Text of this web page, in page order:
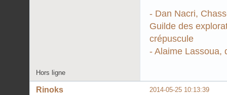
- Dan Nacri,
Guilde des
crépuscule
- Alaime Lassoua,
Hors ligne
2014-05-25 10:13:39
Rinoks